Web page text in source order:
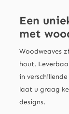
Een
met
Woodweaves
hout.
in
laat u graag
designs.